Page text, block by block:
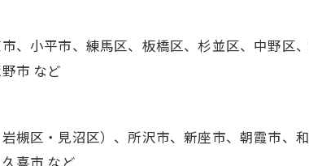
、小平市、練馬区、板橋区、杉並区、中野区
市 など
槻区・見沼区）、所沢市、新座市、朝霞市、
喜市 など